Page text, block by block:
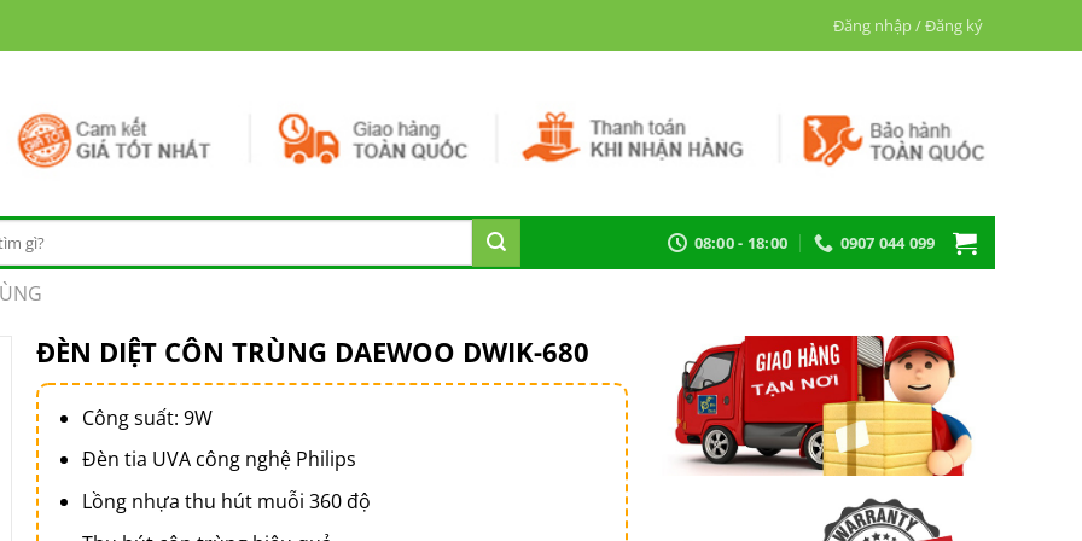
Đăng nhập / Đăng ký
08:00 - 18:00 0907 044 099
ĐÈN DIỆT CÔN TRÙNG DAEWOO DWIK-680
Công suất: 9W
Đèn tia UVA công nghệ Philips
Lồng nhựa thu hút muỗi 360 độ